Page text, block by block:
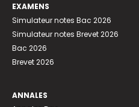
EXAMENS
Simulateur notes Bac 2026
Simulateur notes Brevet 2026
Bac 2026
Brevet 2026
ANNALES